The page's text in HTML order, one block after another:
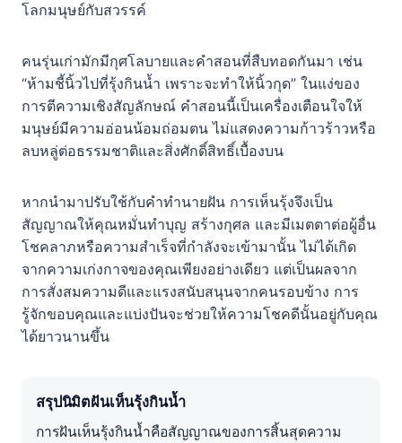
โลกมนุษย์กับสวรรค์
คนรุ่นเก่ามักมีกุศโลบายและคำสอนที่สืบทอดกันมา เช่น
“ห้ามชี้นิ้วไปที่รุ้งกินน้ำ เพราะจะทำให้นิ้วกุด” ในแง่ของ
การตีความเชิงสัญลักษณ์ คำสอนนี้เป็นเครื่องเตือนใจให้
มนุษย์มีความอ่อนน้อมถ่อมตน ไม่แสดงความก้าวร้าวหรือ
ลบหลู่ต่อธรรมชาติและสิ่งศักดิ์สิทธิ์เบื้องบน
หากนำมาปรับใช้กับคำทำนายฝัน การเห็นรุ้งจึงเป็น
สัญญาณให้คุณหมั่นทำบุญ สร้างกุศล และมีเมตตาต่อผู้อื่น
โชคลาภหรือความสำเร็จที่กำลังจะเข้ามานั้น ไม่ได้เกิด
จากความเก่งกาจของคุณเพียงอย่างเดียว แต่เป็นผลจาก
การสั่งสมความดีและแรงสนับสนุนจากคนรอบข้าง การ
รู้จักขอบคุณและแบ่งปันจะช่วยให้ความโชคดีนั้นอยู่กับคุณ
ได้ยาวนานขึ้น
สรุปนิมิตฝันเห็นรุ้งกินน้ำ
การฝันเห็นรุ้งกินน้ำคือสัญญาณของการสิ้นสุดความ